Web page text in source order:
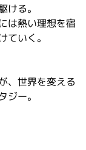
ける。
は熱い理想を宿
ていく。
、世界を変える
ジー。